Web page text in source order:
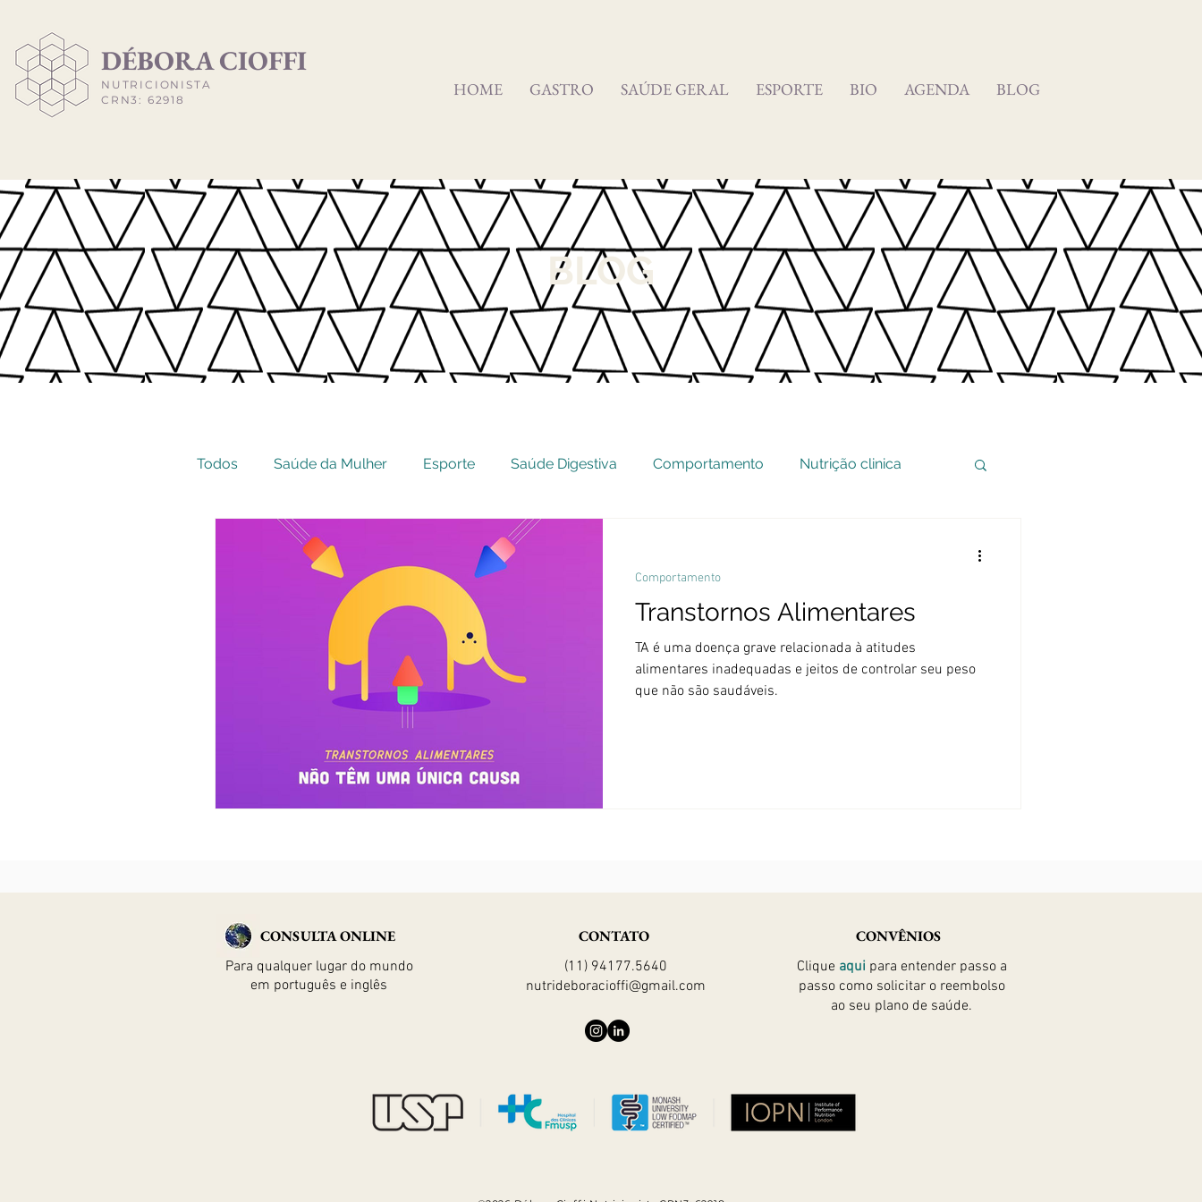
​DÉBORA CIOFFI
NUTRICIONISTA
CRN3: 62918
HOME GASTRO SAÚDE GERAL ESPORTE BIO AGENDA BLOG
BLOG
Todos Saúde da Mulher Esporte Saúde Digestiva Comportamento Nutrição clinica
Transtornos Alimentares
TA é uma doença grave relacionada à atitudes
alimentares inadequadas e jeitos de controlar seu peso
que não são saudáveis.
Comportamento
CONSULTA ONLINE
Para qualquer lugar do mundo
em português e inglês
CONTATO
(11) 94177.5640
nutrideboracioffi@gmail.com
CONVÊNIOS
Clique aqui para entender passo a
passo como solicitar o reembolso
ao seu plano de saúde.